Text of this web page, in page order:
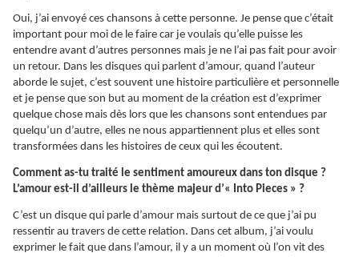
Oui, j’ai envoyé ces chansons à cette personne. Je pense que c’était
important pour moi de le faire car je voulais qu’elle puisse les
entendre avant d’autres personnes mais je ne l’ai pas fait pour avoir
un retour. Dans les disques qui parlent d’amour, quand l’auteur
aborde le sujet, c’est souvent une histoire particulière et personnelle
et je pense que son but au moment de la création est d’exprimer
quelque chose mais dès lors que les chansons sont entendues par
quelqu’un d’autre, elles ne nous appartiennent plus et elles sont
transformées dans les histoires de ceux qui les écoutent.
Comment as-tu traité le sentiment amoureux dans ton disque ?
L’amour est-il d’ailleurs le thème majeur d’« Into Pieces » ?
C’est un disque qui parle d’amour mais surtout de ce que j’ai pu
ressentir au travers de cette relation. Dans cet album, j’ai voulu
exprimer le fait que dans l’amour, il y a un moment où l’on vit des